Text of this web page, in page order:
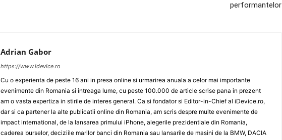
performantelor
Adrian Gabor
https://www.idevice.ro
Cu o experienta de peste 16 ani in presa online si urmarirea anuala a celor mai importante
evenimente din Romania si intreaga lume, cu peste 100.000 de article scrise pana in prezent
am o vasta expertiza in stirile de interes general. Ca si fondator si Editor-in-Chief al iDevice.ro,
dar si ca partener la alte publicatii online din Romania, am scris despre multe evenimente de
impact international, de la lansarea primului iPhone, alegerile prezidentiale din Romania,
caderea burselor, deciziile marilor banci din Romania sau lansarile de masini de la BMW, DACIA